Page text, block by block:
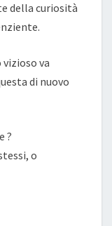
della curiosità
va
di nuovo
?
o